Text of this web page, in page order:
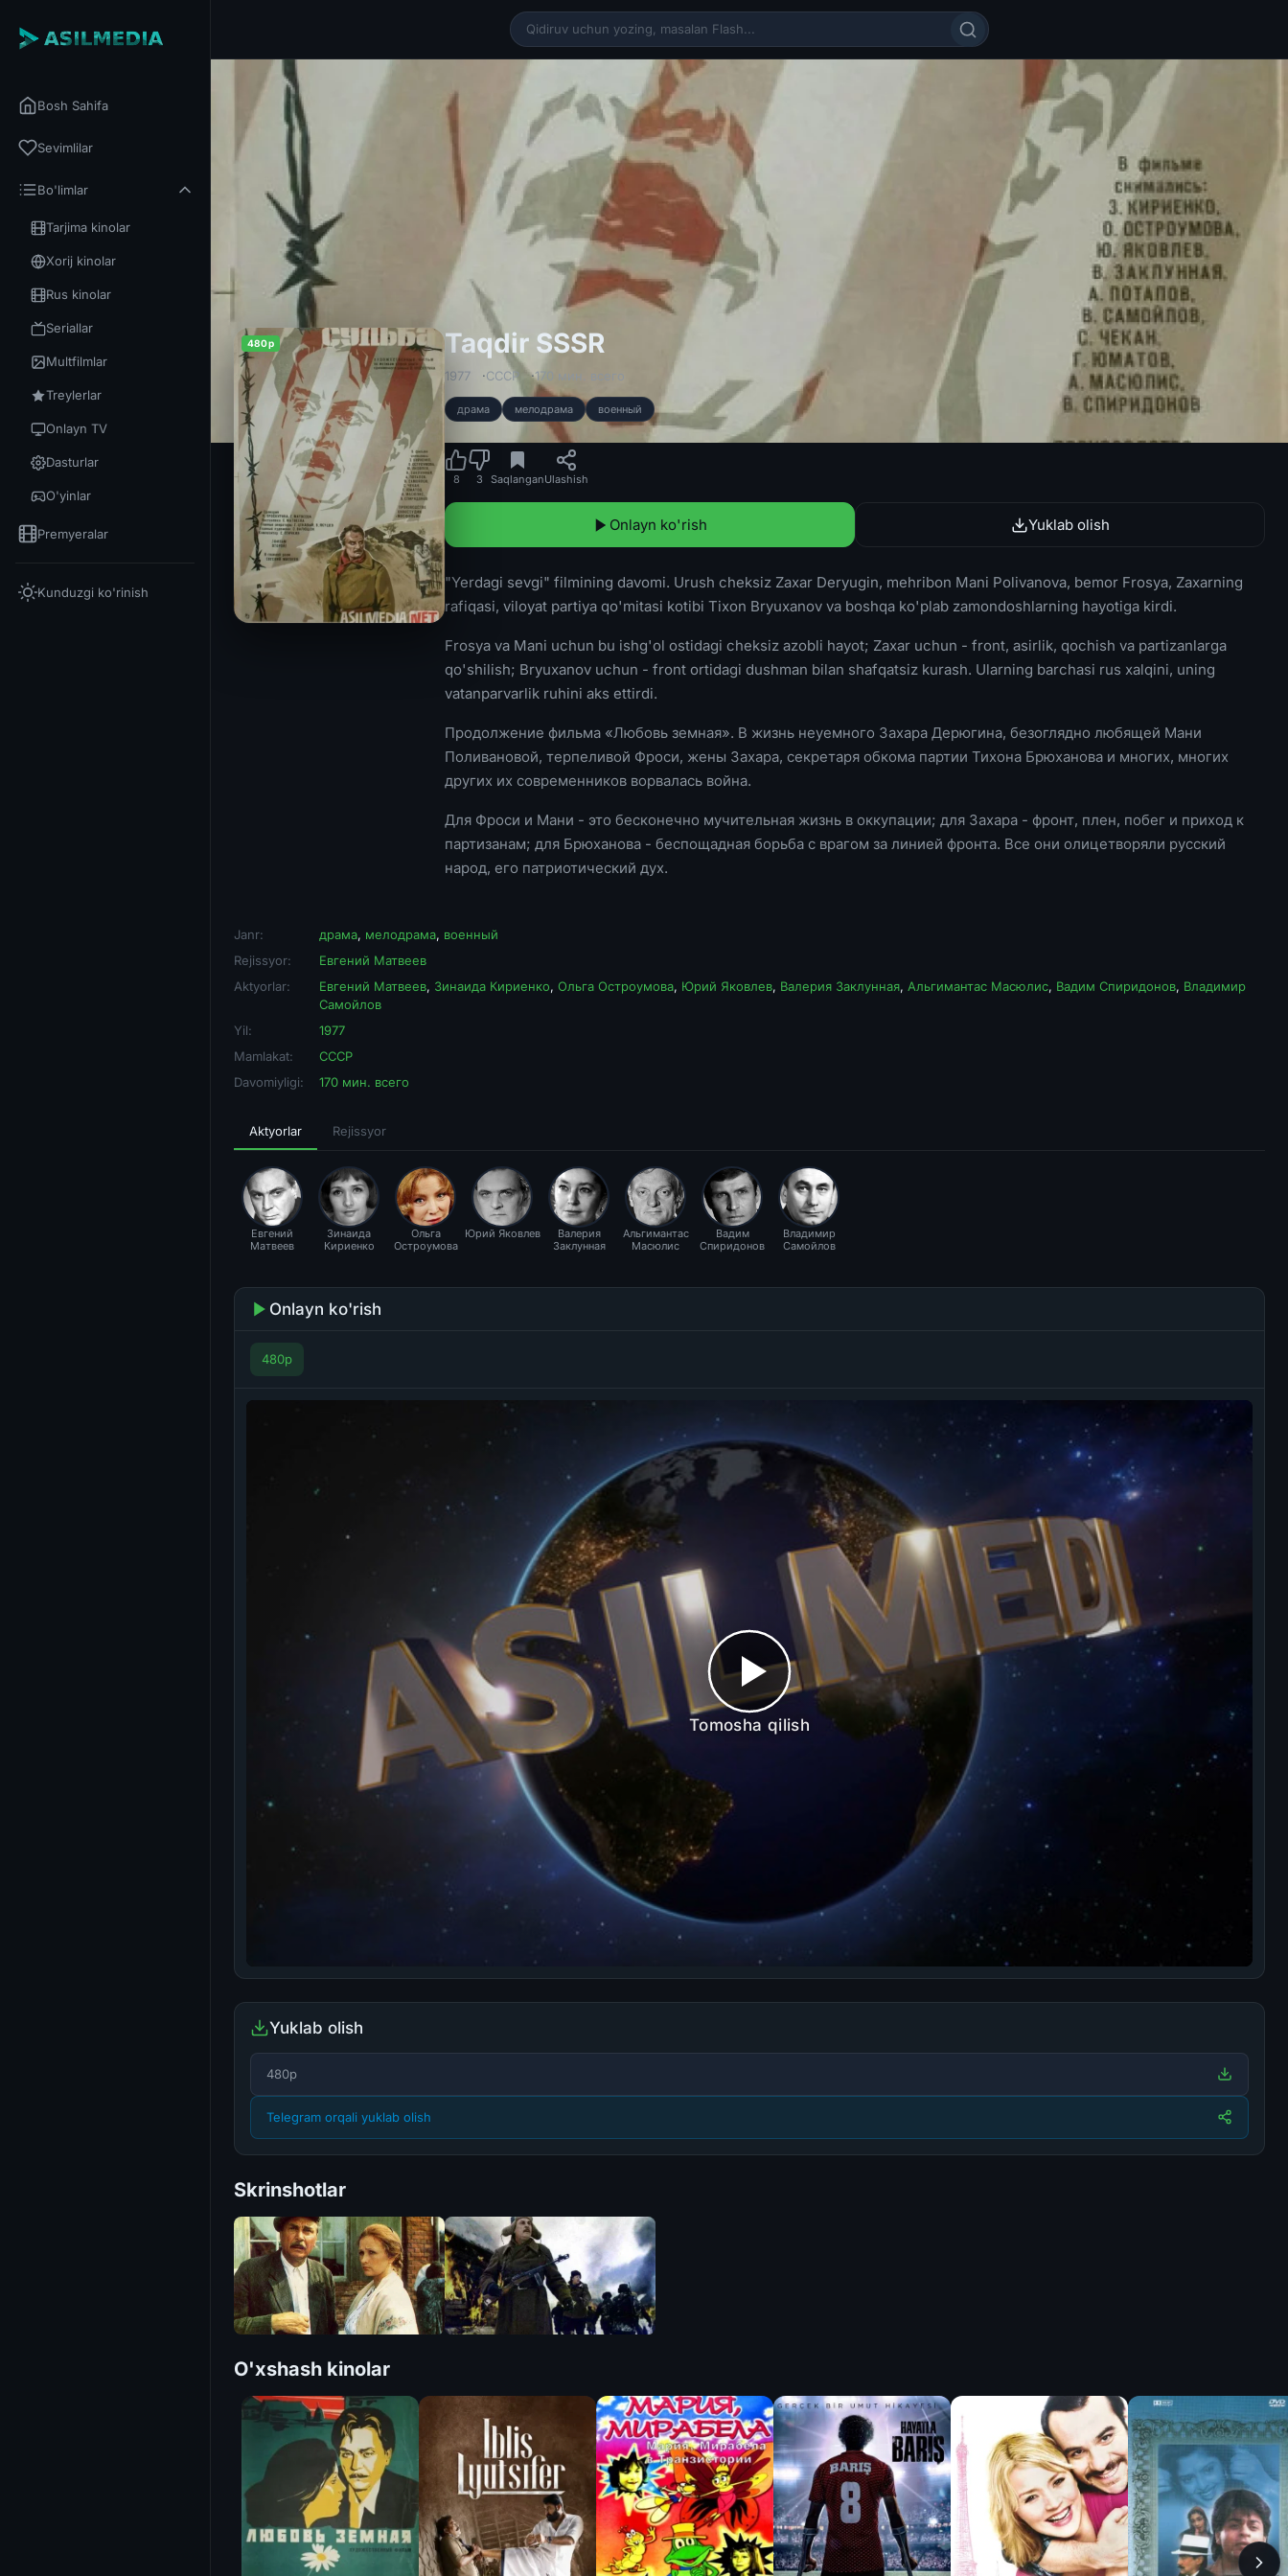
Bosh Sahifa
Sevimlilar
Bo'limlar
Tarjima kinolar
Xorij kinolar
Rus kinolar
Seriallar
Multfilmlar
Treylerlar
Onlayn TV
Dasturlar
O'yinlar
Premyeralar
Kunduzgi ko'rinish
480p Taqdir SSSR Taqdir SSSR kinosi Uzbek tilida 1977 O'zbekcha
1977 СССР 170 мин. всего
драма мелодрама военный
8 3 SaqlanganUlashish
Onlayn ko'rish Yuklab olish
"Yerdagi sevgi" filmining davomi. Urush cheksiz Zaxar Deryugin, mehribon Mani Polivanova, bemor Frosya, Zaxarning
rafiqasi, viloyat partiya qo'mitasi kotibi Tixon Bryuxanov va boshqa ko'plab zamondoshlarning hayotiga kirdi.
Frosya va Mani uchun bu ishg'ol ostidagi cheksiz azobli hayot; Zaxar uchun - front, asirlik, qochish va partizanlarga
qo'shilish; Bryuxanov uchun - front ortidagi dushman bilan shafqatsiz kurash. Ularning barchasi rus xalqini, uning
vatanparvarlik ruhini aks ettirdi.
Продолжение фильма «Любовь земная». В жизнь неуемного Захара Дерюгина, безоглядно любящей Мани
Поливановой, терпеливой Фроси, жены Захара, секретаря обкома партии Тихона Брюханова и многих, многих
других их современников ворвалась война.
Для Фроси и Мани - это бесконечно мучительная жизнь в оккупации; для Захара - фронт, плен, побег и приход к
партизанам; для Брюханова - беспощадная борьба с врагом за линией фронта. Все они олицетворяли русский
народ, его патриотический дух.
Janr: драма, мелодрама, военный
Rejissyor:
Евгений Матвеев
Aktyorlar:
Евгений Матвеев, Зинаида Кириенко, Ольга Остроумова, Юрий Яковлев, Валерия Заклунная, Альгимантас Масюлис, Вадим Спиридонов, Владимир
Самойлов
Yil:
1977
Mamlakat:
СССР
Davomiyligi:
170 мин. всего
Aktyorlar Rejissyor
Евгений
Матвеев
Зинаида
Кириенко
Ольга
Остроумова
Юрий Яковлев
Валерия
Заклунная
Альгимантас
Масюлис
Вадим
Спиридонов
Владимир
Самойлов
Onlayn ko'rish
480p
Tomosha qilish
Yuklab olish
480p
Telegram orqali yuklab olish
Skrinshotlar
O'xshash kinolar